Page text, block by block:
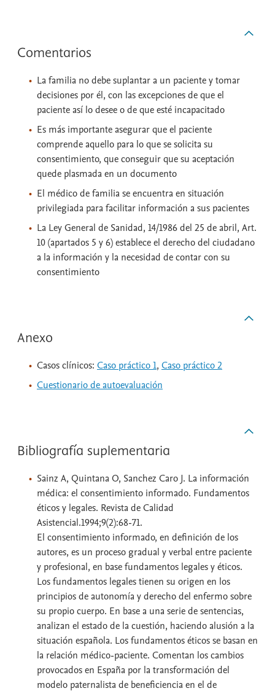
Comentarios
La familia no debe suplantar a un paciente y tomar
decisiones por él, con las excepciones de que el
paciente así lo desee o de que esté incapacitado
Es más importante asegurar que el paciente
comprende aquello para lo que se solicita su
consentimiento, que conseguir que su aceptación
quede plasmada en un documento
El médico de familia se encuentra en situación
privilegiada para facilitar información a sus pacientes
La Ley General de Sanidad, 14/1986 del 25 de abril, Art.
10 (apartados 5 y 6) establece el derecho del ciudadano
a la información y la necesidad de contar con su
consentimiento
Anexo
Casos clínicos: Caso práctico 1, Caso práctico 2
Cuestionario de autoevaluación
Bibliografía suplementaria
Sainz A, Quintana O, Sanchez Caro J. La información
médica: el consentimiento informado. Fundamentos
éticos y legales. Revista de Calidad
Asistencial.1994;9(2):68-71.
El consentimiento informado, en definición de los
autores, es un proceso gradual y verbal entre paciente
y profesional, en base fundamentos legales y éticos.
Los fundamentos legales tienen su origen en los
principios de autonomía y derecho del enfermo sobre
su propio cuerpo. En base a una serie de sentencias,
analizan el estado de la cuestión, haciendo alusión a la
situación española. Los fundamentos éticos se basan en
la relación médico-paciente. Comentan los cambios
provocados en España por la transformación del
modelo paternalista de beneficiencia en el de